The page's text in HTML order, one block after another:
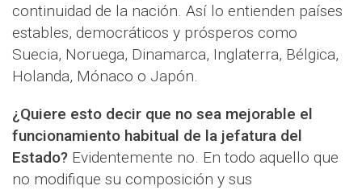
continuidad de la nación. Así lo entienden países
estables, democráticos y prósperos como
Suecia, Noruega, Dinamarca, Inglaterra, Bélgica,
Holanda, Mónaco o Japón.
¿Quiere esto decir que no sea mejorable el
funcionamiento habitual de la jefatura del
Estado? Evidentemente no. En todo aquello que
no modifique su composición y sus